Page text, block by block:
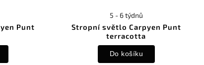
Punt
Stropní světlo Carpyen Punt
terracotta
5 - 6 týdnů
Do košíku